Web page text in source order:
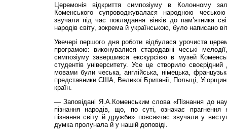
Церемонія відкриття симпозіуму в Колонному
Коменського супроводжувалася народною
звучали під час покладання вінків до пам’ятника
народів світу, зокрема й українською, було написано
Увечері першого дня роботи відбулася урочиста
програмою: виконувалися стародавні чеські
симпозіуму завершився екскурсією в музей
студентів університету. Усе це створило
мовами були чеська, англійська, німецька,
представники США, Великої Британії, Польщі,
країн.
— Заповідані Я.А.Ко­менським слова «Пізнання до
пізнання народів, що, по суті, означає прагнення
пізнання світу й дружби» повсякчас звучали у
думка пролунала й у нашій доповіді.